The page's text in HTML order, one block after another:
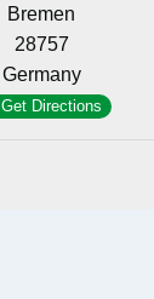
Bremen
28757
Germany
Get Directions